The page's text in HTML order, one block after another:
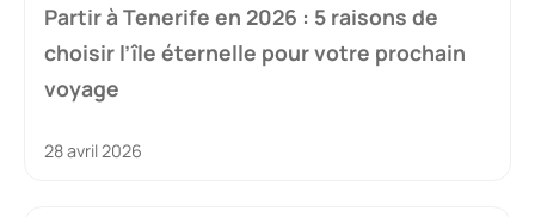
Partir à Tenerife en 2026 : 5 raisons de
choisir l’île éternelle pour votre prochain
voyage
28 avril 2026